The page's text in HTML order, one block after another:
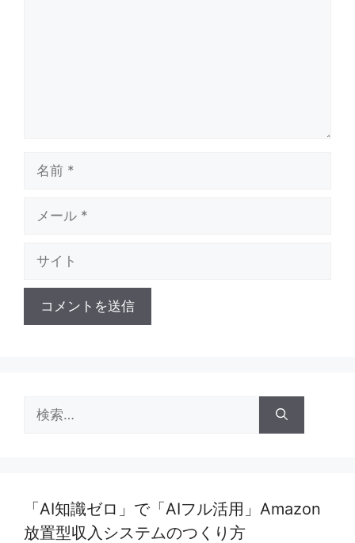
ト
索:
「AI知識ゼロ」で「AIフル活用」Amazon
放置型収入システムのつくり方